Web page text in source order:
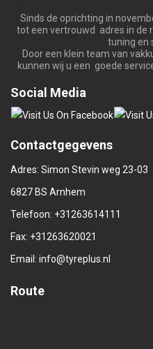
Sinds de oprichting in
tot een vertrouwd adres in de
tuning en
Door een klein team van
kunnen wij u een goede
Social Media
Contactgegevens
Adres: Simon Stevin weg 23-03
6827 BS Arnhem
Telefoon: +31263614111
Fax: +31263620021
Email: info@tyreplus.nl
Route